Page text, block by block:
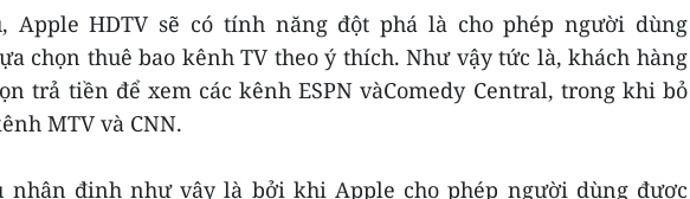
Apple HDTV sẽ có tính năng đột phá là cho phép người dùng
chọn thuê bao kênh TV theo ý thích. Như vậy tức là, khách hàng
trả tiền để xem các kênh ESPN vàComedy Central, trong khi bỏ
MTV và CNN.
nhận định như vậy là bởi khi Apple cho phép người dùng được